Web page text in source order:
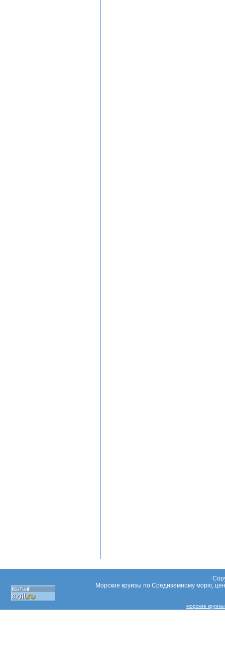
Морские круизы по Средиземному морю,
морские